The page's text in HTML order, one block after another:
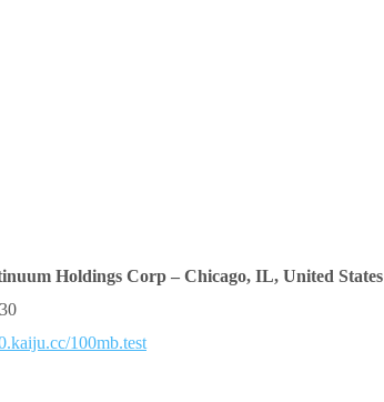
Holdings Corp – Chicago, IL, United States
100mb.test